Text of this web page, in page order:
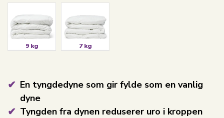
En tyngdedyne som gir fylde som en vanlig
dyne
Tyngden fra dynen reduserer uro i kroppen
9 kg 7 kg